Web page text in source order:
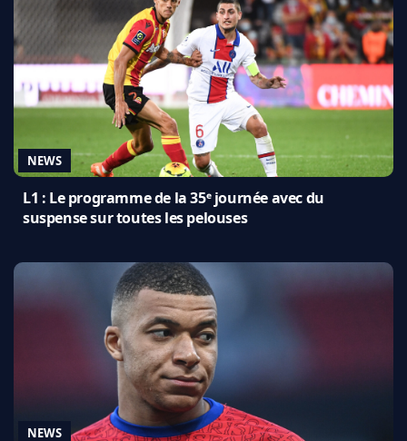
NEWS
L1 : Le programme de la 35ᵉ journée avec du
suspense sur toutes les pelouses
NEWS